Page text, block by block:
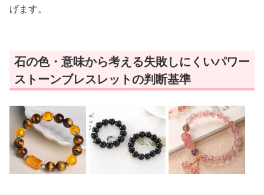
げます。
石の色・意味から考える失敗しにくいパワー
ストーンブレスレットの判断基準